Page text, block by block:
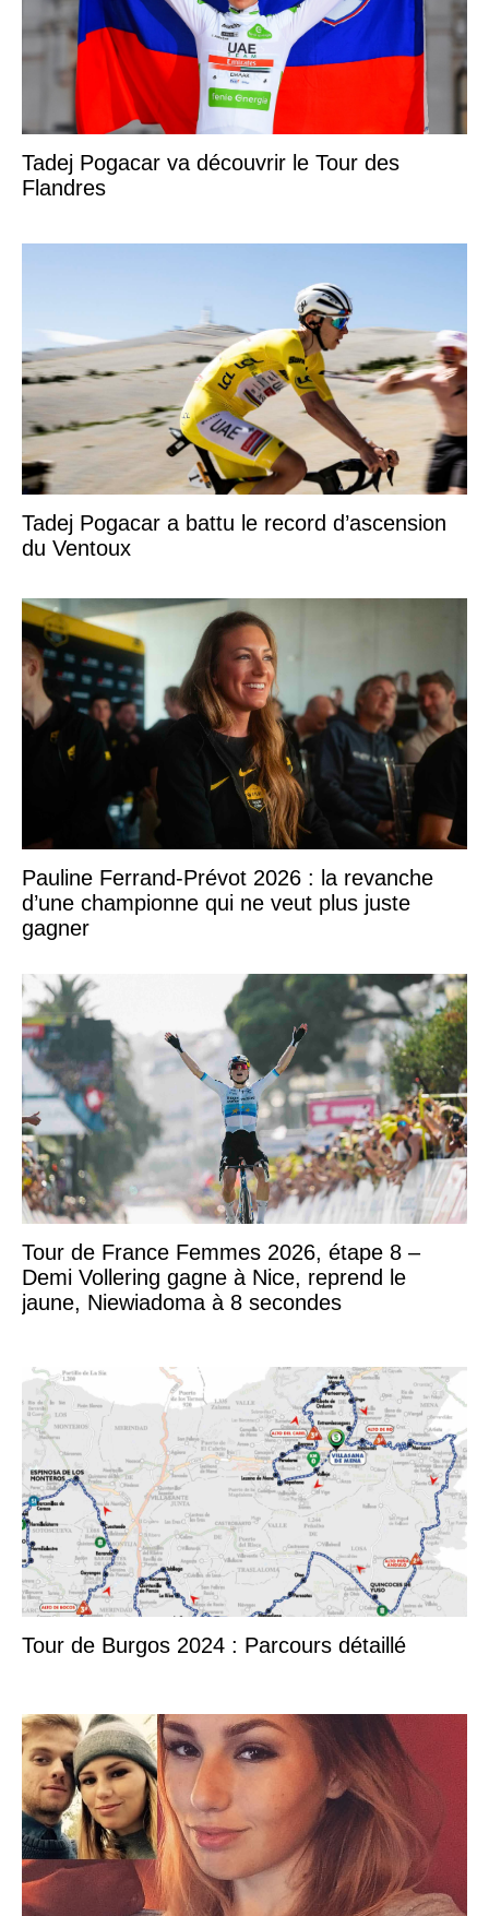
Tadej Pogacar va découvrir le Tour des
Flandres
Tadej Pogacar a battu le record d’ascension
du Ventoux
Pauline Ferrand-Prévot 2026 : la revanche
d’une championne qui ne veut plus juste
gagner
Tour de France Femmes 2026, étape 8 –
Demi Vollering gagne à Nice, reprend le
jaune, Niewiadoma à 8 secondes
Tour de Burgos 2024 : Parcours détaillé